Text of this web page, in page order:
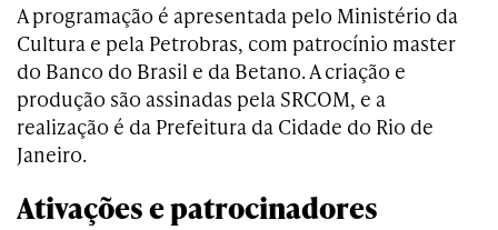
A programação é apresentada pelo Ministério da
Cultura e pela Petrobras, com patrocínio master
do Banco do Brasil e da Betano. A criação e
produção são assinadas pela SRCOM, e a
realização é da Prefeitura da Cidade do Rio de
Janeiro.
Ativações e patrocinadores